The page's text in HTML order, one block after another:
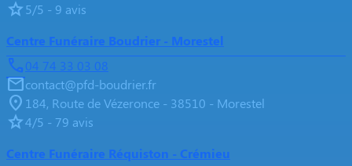
5/5 - 9 avis
Centre Funéraire Boudrier - Morestel
04 74 33 03 08
contact@pfd-boudrier.fr
184, Route de Vézeronce - 38510 - Morestel
4/5 - 79 avis
Centre Funéraire Réquiston - Crémieu